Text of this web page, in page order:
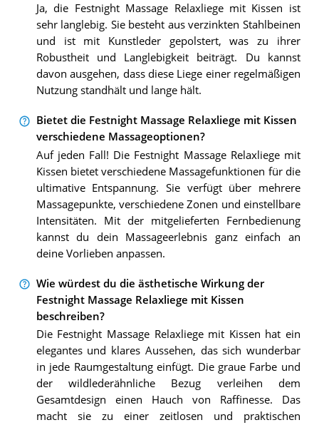
Ja, die Festnight Massage Relaxliege mit Kissen ist
sehr langlebig. Sie besteht aus verzinkten Stahlbeinen
und ist mit Kunstleder gepolstert, was zu ihrer
Robustheit und Langlebigkeit beiträgt. Du kannst
davon ausgehen, dass diese Liege einer regelmäßigen
Nutzung standhält und lange hält.
Bietet die Festnight Massage Relaxliege mit Kissen
verschiedene Massageoptionen?
Auf jeden Fall! Die Festnight Massage Relaxliege mit
Kissen bietet verschiedene Massagefunktionen für die
ultimative Entspannung. Sie verfügt über mehrere
Massagepunkte, verschiedene Zonen und einstellbare
Intensitäten. Mit der mitgelieferten Fernbedienung
kannst du dein Massageerlebnis ganz einfach an
deine Vorlieben anpassen.
Wie würdest du die ästhetische Wirkung der
Festnight Massage Relaxliege mit Kissen
beschreiben?
Die Festnight Massage Relaxliege mit Kissen hat ein
elegantes und klares Aussehen, das sich wunderbar
in jede Raumgestaltung einfügt. Die graue Farbe und
der wildlederähnliche Bezug verleihen dem
Gesamtdesign einen Hauch von Raffinesse. Das
macht sie zu einer zeitlosen und praktischen